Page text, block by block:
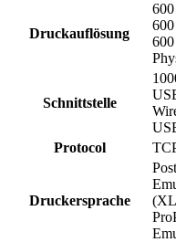
Druckauflösung
Schnittstelle
Protocol
Druckersprache